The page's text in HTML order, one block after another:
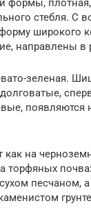
формы, плотная,
стебля. С
широкого
направлены
зеленая.
появляются
как на
торфяных
песчаном,